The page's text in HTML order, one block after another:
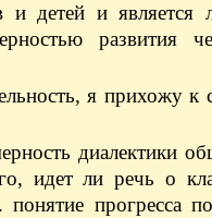
детей и является
развития
я прихожу
диалектики
идет ли речь о
прогресса